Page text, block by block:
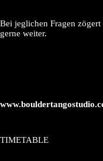
Bei jeglichen Fragen
gerne weiter.
TIMETABLE